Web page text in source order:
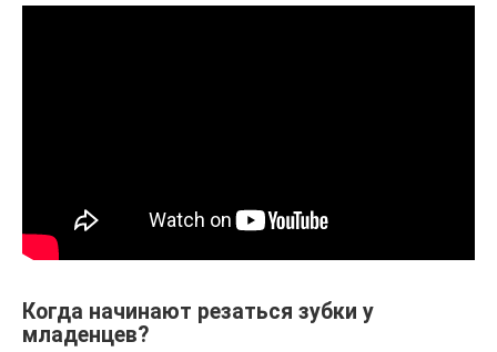
Когда начинают резаться зубки у
младенцев?